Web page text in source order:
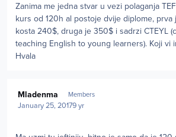
Zanima me jedna stvar u vezi polaganja
kurs od 120h al postoje dvije diplome, prva
kosta 240$, druga je 350$ i sadrzi CTEYL
teaching English to young learners). Koji vi
Hvala
Mladenma Members
January 25, 20179 yr